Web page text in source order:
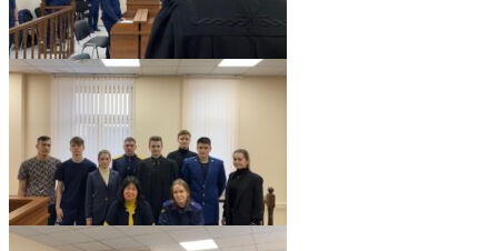
IMG-20221206-WA0037
IMG-20221209-WA0014